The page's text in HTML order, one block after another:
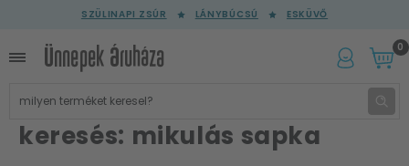
SZÜLINAPI ZSÚR LÁNYBÚCSÚ ESKÜVŐ
0
keresés: mikulás sapka